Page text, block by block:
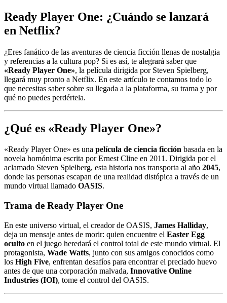
Ready Player One: ¿Cuándo se lanzará
en Netflix?
¿Eres fanático de las aventuras de ciencia ficción llenas de nostalgia
y referencias a la cultura pop? Si es así, te alegrará saber que
«Ready Player One», la película dirigida por Steven Spielberg,
llegará muy pronto a Netflix. En este artículo te contamos todo lo
que necesitas saber sobre su llegada a la plataforma, su trama y por
qué no puedes perdértela.
¿Qué es «Ready Player One»?
«Ready Player One» es una película de ciencia ficción basada en la
novela homónima escrita por Ernest Cline en 2011. Dirigida por el
aclamado Steven Spielberg, esta historia nos transporta al año 2045,
donde las personas escapan de una realidad distópica a través de un
mundo virtual llamado OASIS.
Trama de Ready Player One
En este universo virtual, el creador de OASIS, James Halliday,
deja un mensaje antes de morir: quien encuentre el Easter Egg
oculto en el juego heredará el control total de este mundo virtual. El
protagonista, Wade Watts, junto con sus amigos conocidos como
los High Five, enfrentan desafíos para encontrar el preciado huevo
antes de que una corporación malvada, Innovative Online
Industries (IOI), tome el control del OASIS.